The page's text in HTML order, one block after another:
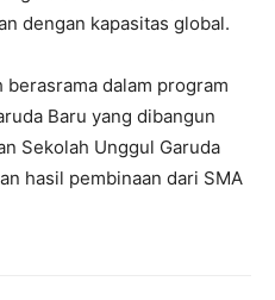
dengan kapasitas global.
dalam program
Baru yang dibangun
Sekolah Unggul Garuda
hasil pembinaan dari SMA